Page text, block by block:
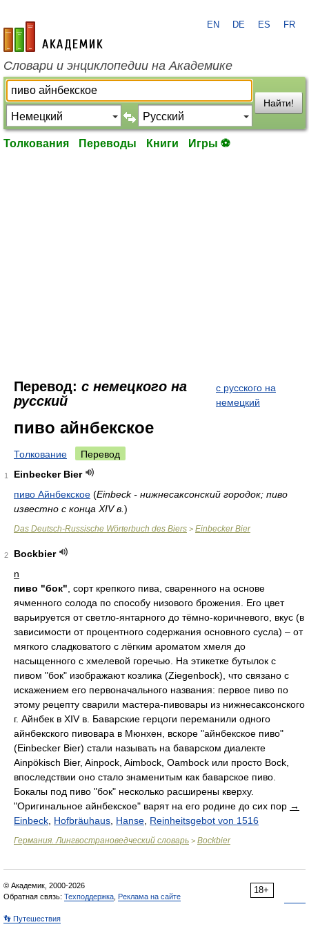
academic.ru
EN DE ES FR
Словари и энциклопедии на Академике
Найти!
Толкования Переводы Книги Игры ⚽
Перевод: с немецкого на
русский
с русского на
немецкий
пиво айнбекское
Толкование Перевод
1
Einbecker Bier
пиво Айнбекское (Einbeck - нижнесаксонский городок; пиво
известно с конца XIV в. )
Das Deutsch-Russische Wörterbuch des Biers > Einbecker Bier
2
Bockbier
n
пиво "бок" , сорт крепкого пива, сваренного на основе
ячменного солода по способу низового брожения. Его цвет
варьируется от светло-янтарного до тёмно-коричневого, вкус (в
зависимости от процентного содержания основного сусла) – от
мягкого сладковатого с лёгким ароматом хмеля до
насыщенного с хмелевой горечью. На этикетке бутылок с
пивом "бок" изображают козлика (Ziegenbock), что связано с
искажением его первоначального названия: первое пиво по
этому рецепту сварили мастера-пивовары из нижнесаксонского
г. Айнбек в XIV в. Баварские герцоги переманили одного
айнбекского пивовара в Мюнхен, вскоре "айнбекское пиво"
(Einbecker Bier) стали называть на баварском диалекте
Ainpökisch Bier, Ainpock, Aimbock, Oambock или просто Bock,
впоследствии оно стало знаменитым как баварское пиво.
Бокалы под пиво "бок" несколько расширены кверху.
"Оригинальное айнбекское" варят на его родине до сих пор →
Einbeck Hofbräuhaus Hanse Reinheitsgebot von 1516
Германия. Лингвострановедческий словарь > Bockbier
18+
© Академик, 2000-2026
Обратная связь: Техподдержка Реклама на сайте
👣 Путешествия